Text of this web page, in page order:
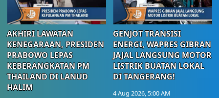
AKHIRI LAWATAN
KENEGARAAN, PRESIDEN
PRABOWO LEPAS
KEBERANGKATAN PM
THAILAND DI LANUD
HALIM
GENJOT TRANSISI
ENERGI, WAPRES GIBRAN
JAJAL LANGSUNG MOTOR
LISTRIK BUATAN LOKAL
DI TANGERANG!
4 Aug 2026, 5:00 AM